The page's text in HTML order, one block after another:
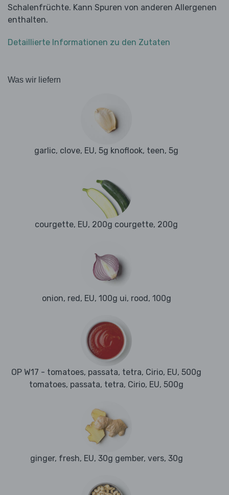
Schalenfrüchte. Kann Spuren von anderen Allergenen
enthalten.
Detaillierte Informationen zu den Zutaten
Was wir liefern
garlic, clove, EU, 5g knoflook, teen, 5g
courgette, EU, 200g courgette, 200g
onion, red, EU, 100g ui, rood, 100g
OP W17 - tomatoes, passata, tetra, Cirio, EU, 500g
tomatoes, passata, tetra, Cirio, EU, 500g
ginger, fresh, EU, 30g gember, vers, 30g